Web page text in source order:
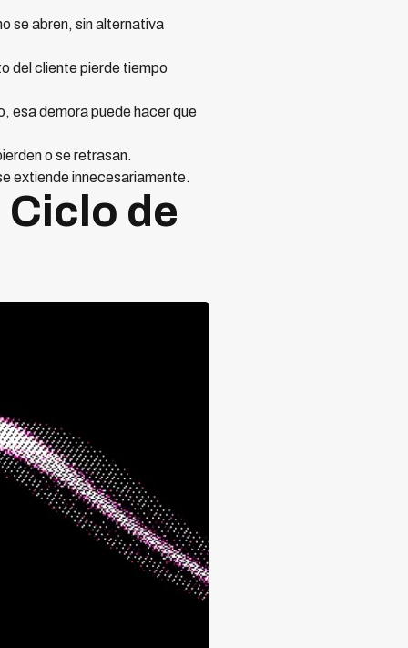
se abren, sin alternativa
del cliente pierde tiempo
esa demora puede hacer que
o se retrasan.
extiende innecesariamente.
de